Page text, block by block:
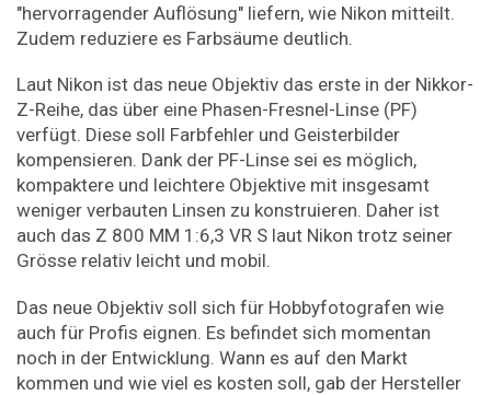
"hervorragender Auflösung" liefern, wie Nikon mitteilt.
Zudem reduziere es Farbsäume deutlich.
Laut Nikon ist das neue Objektiv das erste in der Nikkor-
Z-Reihe, das über eine Phasen-Fresnel-Linse (PF)
verfügt. Diese soll Farbfehler und Geisterbilder
kompensieren. Dank der PF-Linse sei es möglich,
kompaktere und leichtere Objektive mit insgesamt
weniger verbauten Linsen zu konstruieren. Daher ist
auch das Z 800 MM 1:6,3 VR S laut Nikon trotz seiner
Grösse relativ leicht und mobil.
Das neue Objektiv soll sich für Hobbyfotografen wie
auch für Profis eignen. Es befindet sich momentan
noch in der Entwicklung. Wann es auf den Markt
kommen und wie viel es kosten soll, gab der Hersteller